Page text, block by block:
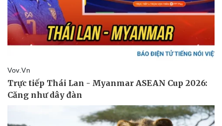
Sức khỏe
Dinh dưỡng - món ngon
Đời sống
Blog
Tình yêu - Gia đình